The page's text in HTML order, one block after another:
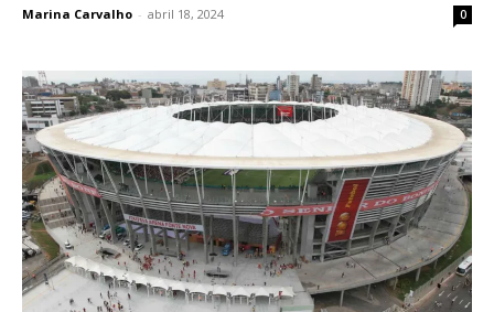
Marina Carvalho - abril 18, 2024 0